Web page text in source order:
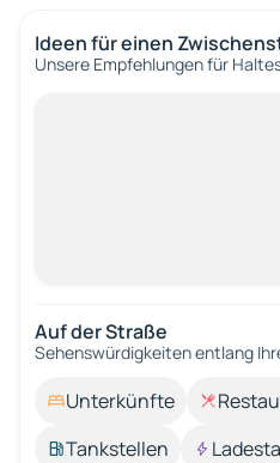
Ideen für einen
Unsere Empfehlungen für
Auf der Straße
Sehenswürdigkeiten entlang
Unterkünfte
Tankstellen